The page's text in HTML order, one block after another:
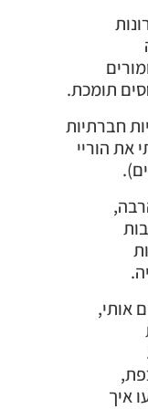
תומכת.
חברתיות
הוריי
אותי,
איך